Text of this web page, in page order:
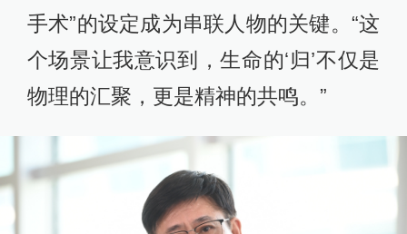
手术”的设定成为串联人物的关键。“这
个场景让我意识到，生命的‘归’不仅是
物理的汇聚，更是精神的共鸣。”